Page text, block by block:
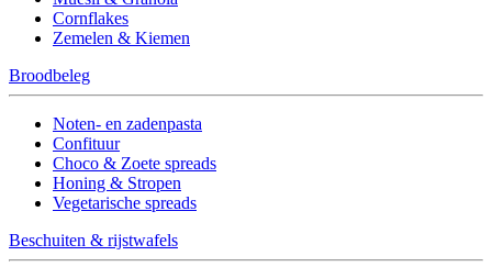
Cornflakes
Zemelen & Kiemen
Broodbeleg
Noten- en zadenpasta
Confituur
Choco & Zoete spreads
Honing & Stropen
Vegetarische spreads
Beschuiten & rijstwafels